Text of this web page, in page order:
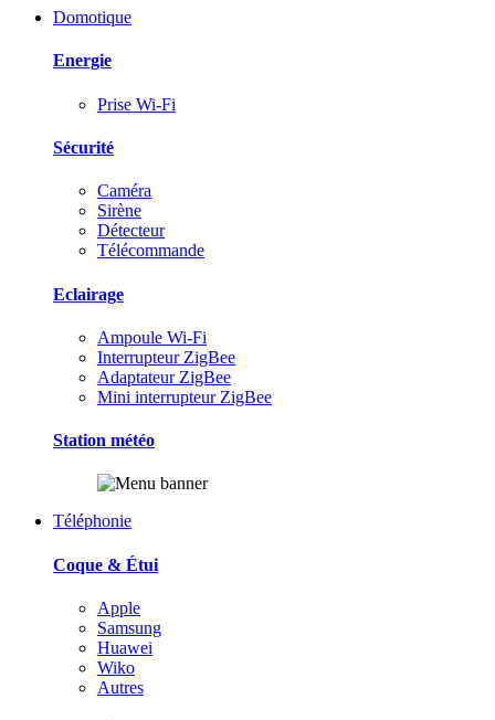
Domotique
Energie
Prise Wi-Fi
Sécurité
Caméra
Sirène
Détecteur
Télécommande
Eclairage
Ampoule Wi-Fi
Interrupteur ZigBee
Adaptateur ZigBee
Mini interrupteur ZigBee
Station météo
Téléphonie
Coque & Étui
Apple
Samsung
Huawei
Wiko
Autres